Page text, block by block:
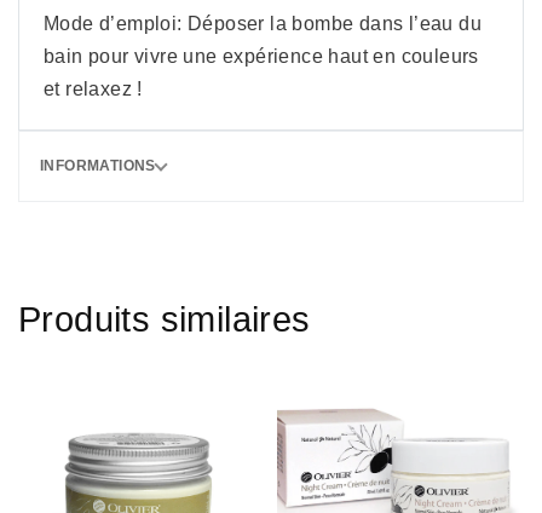
Mode d’emploi: Déposer la bombe dans l’eau du
bain pour vivre une expérience haut en couleurs
et relaxez !
INFORMATIONS
Produits similaires